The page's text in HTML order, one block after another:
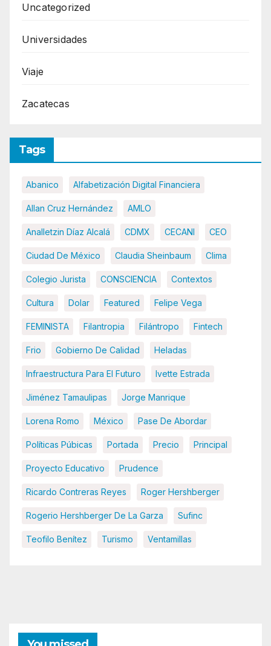
Uncategorized
Universidades
Viaje
Zacatecas
Tags
Abanico Alfabetización Digital Financiera
Allan Cruz Hernández AMLO
Analletzin Díaz Alcalá CDMX CECANI CEO
Ciudad De México Claudia Sheinbaum Clima
Colegio Jurista CONSCIENCIA Contextos
Cultura Dolar Featured Felipe Vega
FEMINISTA Filantropia Filántropo Fintech
Frio Gobierno De Calidad Heladas
Infraestructura Para El Futuro Ivette Estrada
Jiménez Tamaulipas Jorge Manrique
Lorena Romo México Pase De Abordar
Políticas Púbicas Portada Precio Principal
Proyecto Educativo Prudence
Ricardo Contreras Reyes Roger Hershberger
Rogerio Hershberger De La Garza Sufinc
Teofilo Benítez Turismo Ventamillas